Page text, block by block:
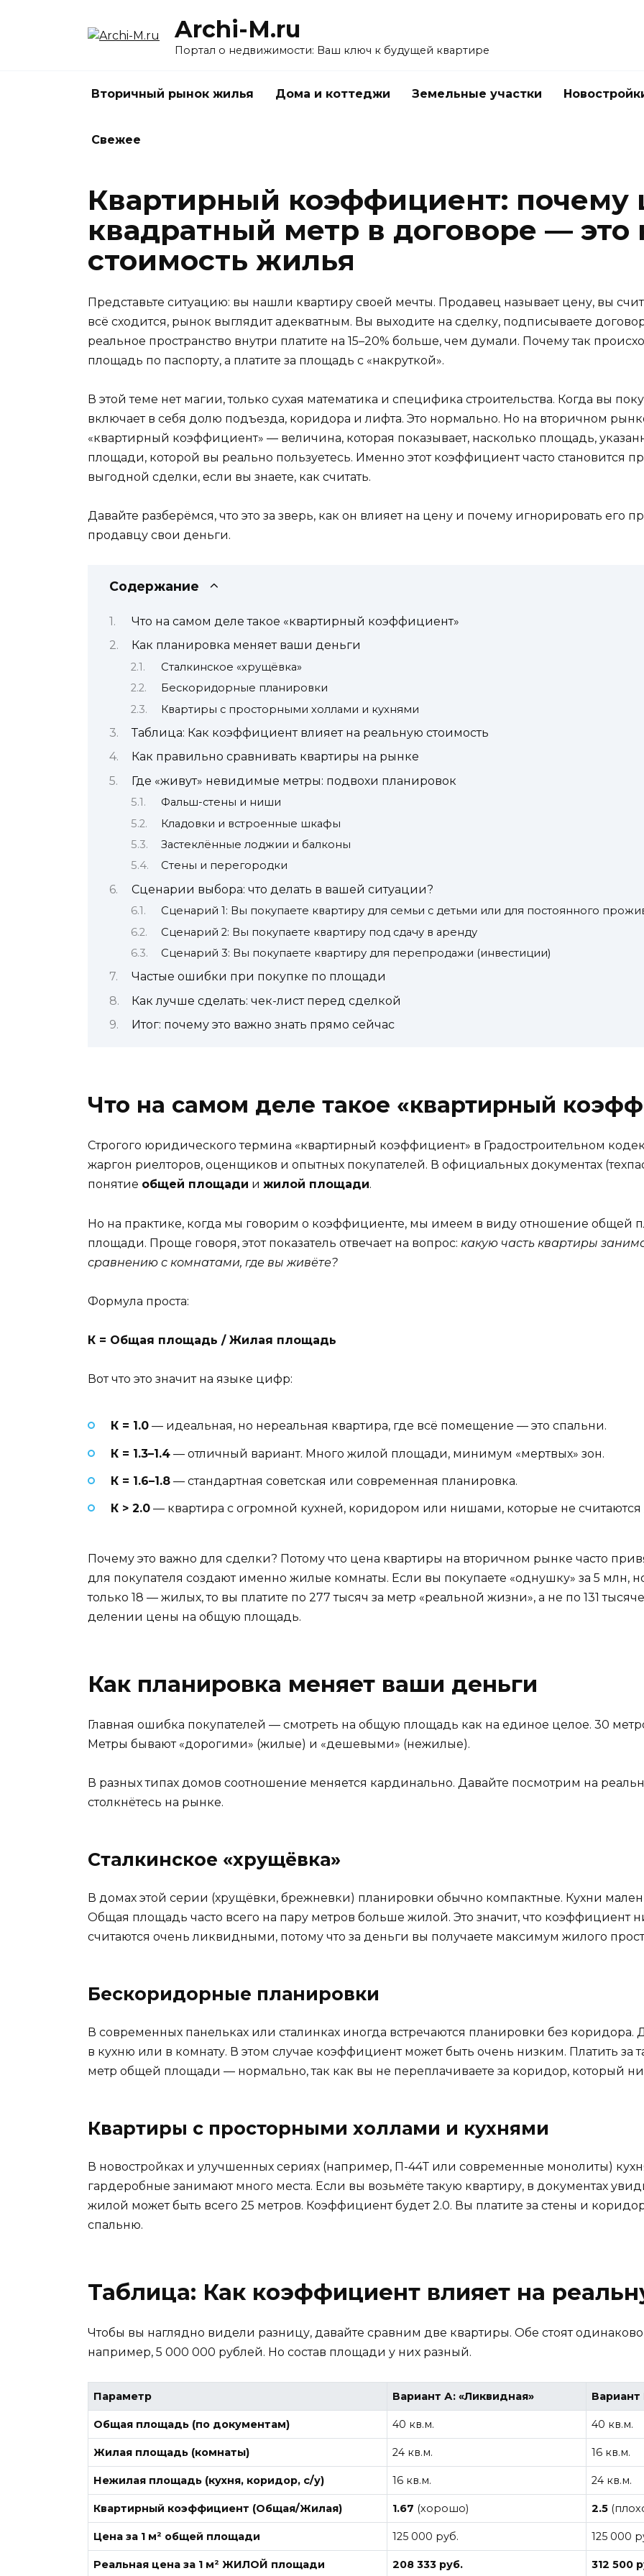
Archi-M.ru
Портал о недвижимости: Ваш ключ к будущей квартире
Вторичный рынок жилья Дома и коттеджи Земельные участки
Свежее
Квартирный коэффициент: почему
квадратный метр в договоре — это
стоимость жилья
Представьте ситуацию: вы нашли квартиру своей мечты. Продавец называет цену, вы
всё сходится, рынок выглядит адекватным. Вы выходите на сделку, подписываете
реальное пространство внутри платите на 15–20% больше, чем думали. Почему так
площадь по паспорту, а платите за площадь с «накруткой».
В этой теме нет магии, только сухая математика и специфика строительства. Когда вы
включает в себя долю подъезда, коридора и лифта. Это нормально. Но на вторичном
«квартирный коэффициент» — величина, которая показывает, насколько площадь,
площади, которой вы реально пользуетесь. Именно этот коэффициент часто становится
выгодной сделки, если вы знаете, как считать.
Давайте разберёмся, что это за зверь, как он влияет на цену и почему игнорировать его
продавцу свои деньги.
Содержание
Что на самом деле такое «квартирный коэффициент»
Как планировка меняет ваши деньги
Сталкинское «хрущёвка»
Бескоридорные планировки
Квартиры с просторными холлами и кухнями
Таблица: Как коэффициент влияет на реальную стоимость
Как правильно сравнивать квартиры на рынке
Где «живут» невидимые метры: подвохи планировок
Фальш-стены и ниши
Кладовки и встроенные шкафы
Застеклённые лоджии и балконы
Стены и перегородки
Сценарии выбора: что делать в вашей ситуации?
Сценарий 1: Вы покупаете квартиру для семьи с детьми или для постоянного
Сценарий 2: Вы покупаете квартиру под сдачу в аренду
Сценарий 3: Вы покупаете квартиру для перепродажи (инвестиции)
Частые ошибки при покупке по площади
Как лучше сделать: чек-лист перед сделкой
Итог: почему это важно знать прямо сейчас
Что на самом деле такое «квартирный
Строгого юридического термина «квартирный коэффициент» в Градостроительном
жаргон риелторов, оценщиков и опытных покупателей. В официальных документах
понятие общей площади и жилой площади.
Но на практике, когда мы говорим о коэффициенте, мы имеем в виду отношение общей
площади. Проще говоря, этот показатель отвечает на вопрос: какую часть квартиры
сравнению с комнатами, где вы живёте?
Формула проста:
К = Общая площадь / Жилая площадь
Вот что это значит на языке цифр:
К = 1.0 — идеальная, но нереальная квартира, где всё помещение — это спальни.
К = 1.3–1.4 — отличный вариант. Много жилой площади, минимум «мертвых» зон.
К = 1.6–1.8 — стандартная советская или современная планировка.
К > 2.0 — квартира с огромной кухней, коридором или нишами, которые не
Почему это важно для сделки? Потому что цена квартиры на вторичном рынке часто
для покупателя создают именно жилые комнаты. Если вы покупаете «однушку» за 5 млн,
только 18 — жилых, то вы платите по 277 тысяч за метр «реальной жизни», а не по 131
делении цены на общую площадь.
Как планировка меняет ваши деньги
Главная ошибка покупателей — смотреть на общую площадь как на единое целое. 30
Метры бывают «дорогими» (жилые) и «дешевыми» (нежилые).
В разных типах домов соотношение меняется кардинально. Давайте посмотрим на
столкнётесь на рынке.
Сталкинское «хрущёвка»
В домах этой серии (хрущёвки, брежневки) планировки обычно компактные. Кухни
Общая площадь часто всего на пару метров больше жилой. Это значит, что коэффициент
считаются очень ликвидными, потому что за деньги вы получаете максимум жилого
Бескоридорные планировки
В современных панельках или сталинках иногда встречаются планировки без
в кухню или в комнату. В этом случае коэффициент может быть очень низким. Платить за
метр общей площади — нормально, так как вы не переплачиваете за коридор, который
Квартиры с просторными холлами и кухнями
В новостройках и улучшенных сериях (например, П-44Т или современные монолиты)
гардеробные занимают много места. Если вы возьмёте такую квартиру, в документах
жилой может быть всего 25 метров. Коэффициент будет 2.0. Вы платите за стены и
спальню.
Таблица: Как коэффициент влияет на
Чтобы вы наглядно видели разницу, давайте сравним две квартиры. Обе стоят
например, 5 000 000 рублей. Но состав площади у них разный.
Параметр Вариант А: «Ликвидная»
Общая площадь (по документам) 40 кв.м. 40 кв.м.
Жилая площадь (комнаты) 24 кв.м. 16 кв.м.
Нежилая площадь (кухня, коридор, с/у) 16 кв.м. 24 кв.м.
Квартирный коэффициент (Общая/Жилая) 1.67 (хорошо) 2.5
Цена за 1 м² общей площади 125 000 руб. 125 000
Реальная цена за 1 м² ЖИЛОЙ площади 208 333 руб. 312 500